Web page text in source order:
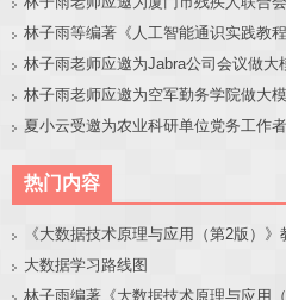
林子雨等编著《人工智能通识实践教
林子雨老师应邀为Jabra公司会议做大
林子雨老师应邀为空军勤务学院做大
夏小云受邀为农业科研单位党务工作
热门内容
《大数据技术原理与应用（第2版）》
大数据学习路线图
林子雨编著《大数据技术原理与应用